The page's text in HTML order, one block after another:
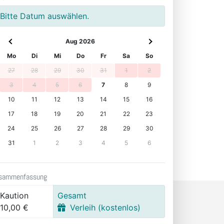
Bitte Datum auswählen.
Aug 2026
Mo
Di Mi Do Fr Sa
So
27
28 29 30 31 1
2
3
4 5 6 7 8
9
10
11 12 13 14 15
16
17
18 19 20 21 22
23
24
25 26 27 28 29
30
31
1 2 3 4 5 6
Kaution
10,00 €
Gesamt
Verleih (kostenlos)